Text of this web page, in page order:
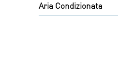
Aria Condizionata